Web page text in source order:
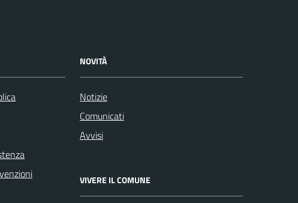
NOVITÀ
Notizie
Comunicati
Avvisi
VIVERE IL COMUNE